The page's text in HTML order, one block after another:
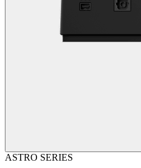
ASTRO SERIES